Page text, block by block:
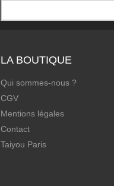
LA BOUTIQUE
Qui sommes-nous ?
CGV
Mentions légales
Contact
Taiyou Paris